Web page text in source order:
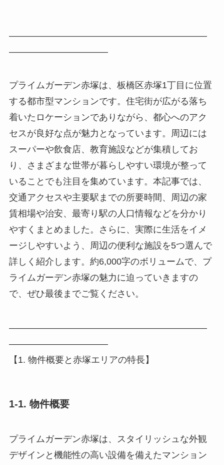
――――――――――――――――――――――
―――――――――――
プライムガーデン赤塚は、板橋区赤塚1丁目に位置
する都市型マンションです。住宅街が広がる落ち
着いたロケーションでありながら、都心へのアク
セスが良好な点が魅力となっています。周辺には
スーパーや飲食店、教育施設などが集積してお
り、さまざまな世帯が暮らしやすい環境が整って
いることでも注目を集めています。本記事では、
交通アクセスや主要駅までの所要時間、周辺の家
賃相場や治安、最寄り駅の人口情報などを分かり
やすくまとめました。さらに、実際に生活をイメ
ージしやすいよう、周辺の便利な施設を5つ選んで
詳しく紹介します。約6,000字のボリュームで、プ
ライムガーデン赤塚の魅力に迫っていきますの
で、ぜひ最後までご覧ください。
――――――――――――――――――――――
―――――――――――
【1. 物件概要と赤塚エリアの特長】
1-1. 物件概要
プライムガーデン赤塚は、スタイリッシュな外観
デザインと機能性の高い設備を備えたマンション